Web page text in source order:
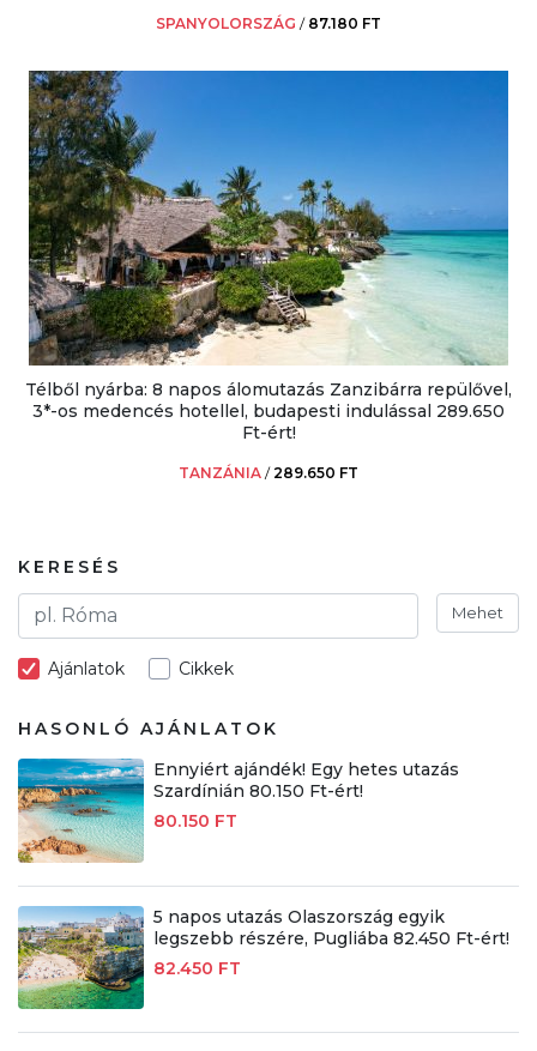
SPANYOLORSZÁG / 87.180 FT
Télből nyárba: 8 napos álomutazás Zanzibárra repülővel,
3*-os medencés hotellel, budapesti indulással 289.650
Ft-ért!
TANZÁNIA /289.650 FT
KERESÉS
Mehet
Ajánlatok Cikkek
HASONLÓ AJÁNLATOK
Ennyiért ajándék! Egy hetes utazás
Szardínián 80.150 Ft-ért!
80.150 FT
5 napos utazás Olaszország egyik
legszebb részére, Pugliába 82.450 Ft-ért!
82.450 FT